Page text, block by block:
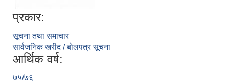
प्रकार:
सूचना तथा समाचार
सार्वजनिक खरीद / बोलपत्र सूचना
आर्थिक वर्ष:
७५/७६